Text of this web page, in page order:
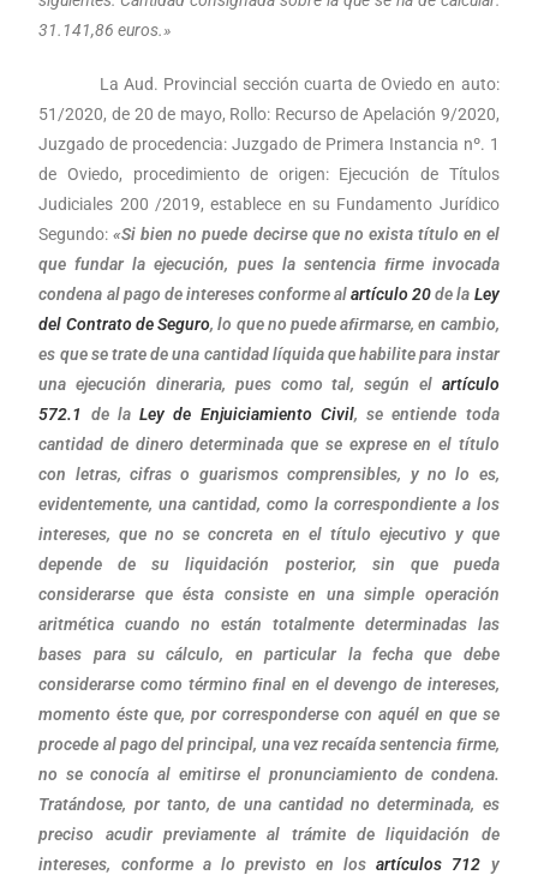
31.141,86 euros.»
La Aud. Provincial sección cuarta de Oviedo en auto:
51/2020, de 20 de mayo, Rollo: Recurso de Apelación 9/2020,
Juzgado de procedencia: Juzgado de Primera Instancia nº. 1
de Oviedo, procedimiento de origen: Ejecución de Títulos
Judiciales 200 /2019, establece en su Fundamento Jurídico
Segundo:«Si bien no puede decirse que no exista título en el
que fundar la ejecución, pues la sentencia ﬁrme invocada
condena al pago de intereses conforme alartículo 20de la Ley
del Contrato de Seguro, lo que no puede aﬁrmarse, en cambio,
es que se trate de una cantidad líquida que habilite para instar
una ejecución dineraria, pues como tal, según el artículo
572.1
de laLey de Enjuiciamiento Civil, se entiende toda
cantidad de dinero determinada que se exprese en el título
con letras, cifras o guarismos comprensibles, y no lo es,
evidentemente, una cantidad, como la correspondiente a los
intereses, que no se concreta en el título ejecutivo y que
depende de su liquidación posterior, sin que pueda
considerarse que ésta consiste en una simple operación
aritmética cuando no están totalmente determinadas las
bases para su cálculo, en particular la fecha que debe
considerarse como término ﬁnal en el devengo de intereses,
momento éste que, por corresponderse con aquél en que se
procede al pago del principal, una vez recaída sentencia ﬁrme,
no se conocía al emitirse el pronunciamiento de condena.
Tratándose, por tanto, de una cantidad no determinada, es
preciso acudir previamente al trámite de liquidación de
intereses, conforme a lo previsto en losartículos 712 y